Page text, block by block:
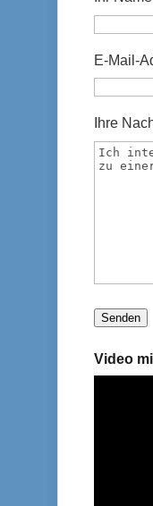
E-Mail-
Ihre
Video